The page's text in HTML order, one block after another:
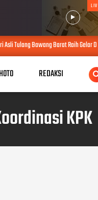
Raih Gelar Doktor, Usulkan
REDAKSI
KPK